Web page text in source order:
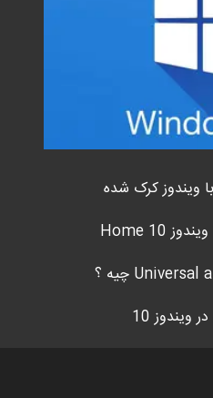
ویندوز کرک شده
10